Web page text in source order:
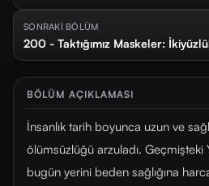
SONRAKİ BÖLÜM
200 - Taktığımız Maskeler:
BÖLÜM AÇIKLAMASI
İnsanlık tarih boyunca uzun ve
ölümsüzlüğü arzuladı. Geçmişteki
bugün yerini beden sağlığına